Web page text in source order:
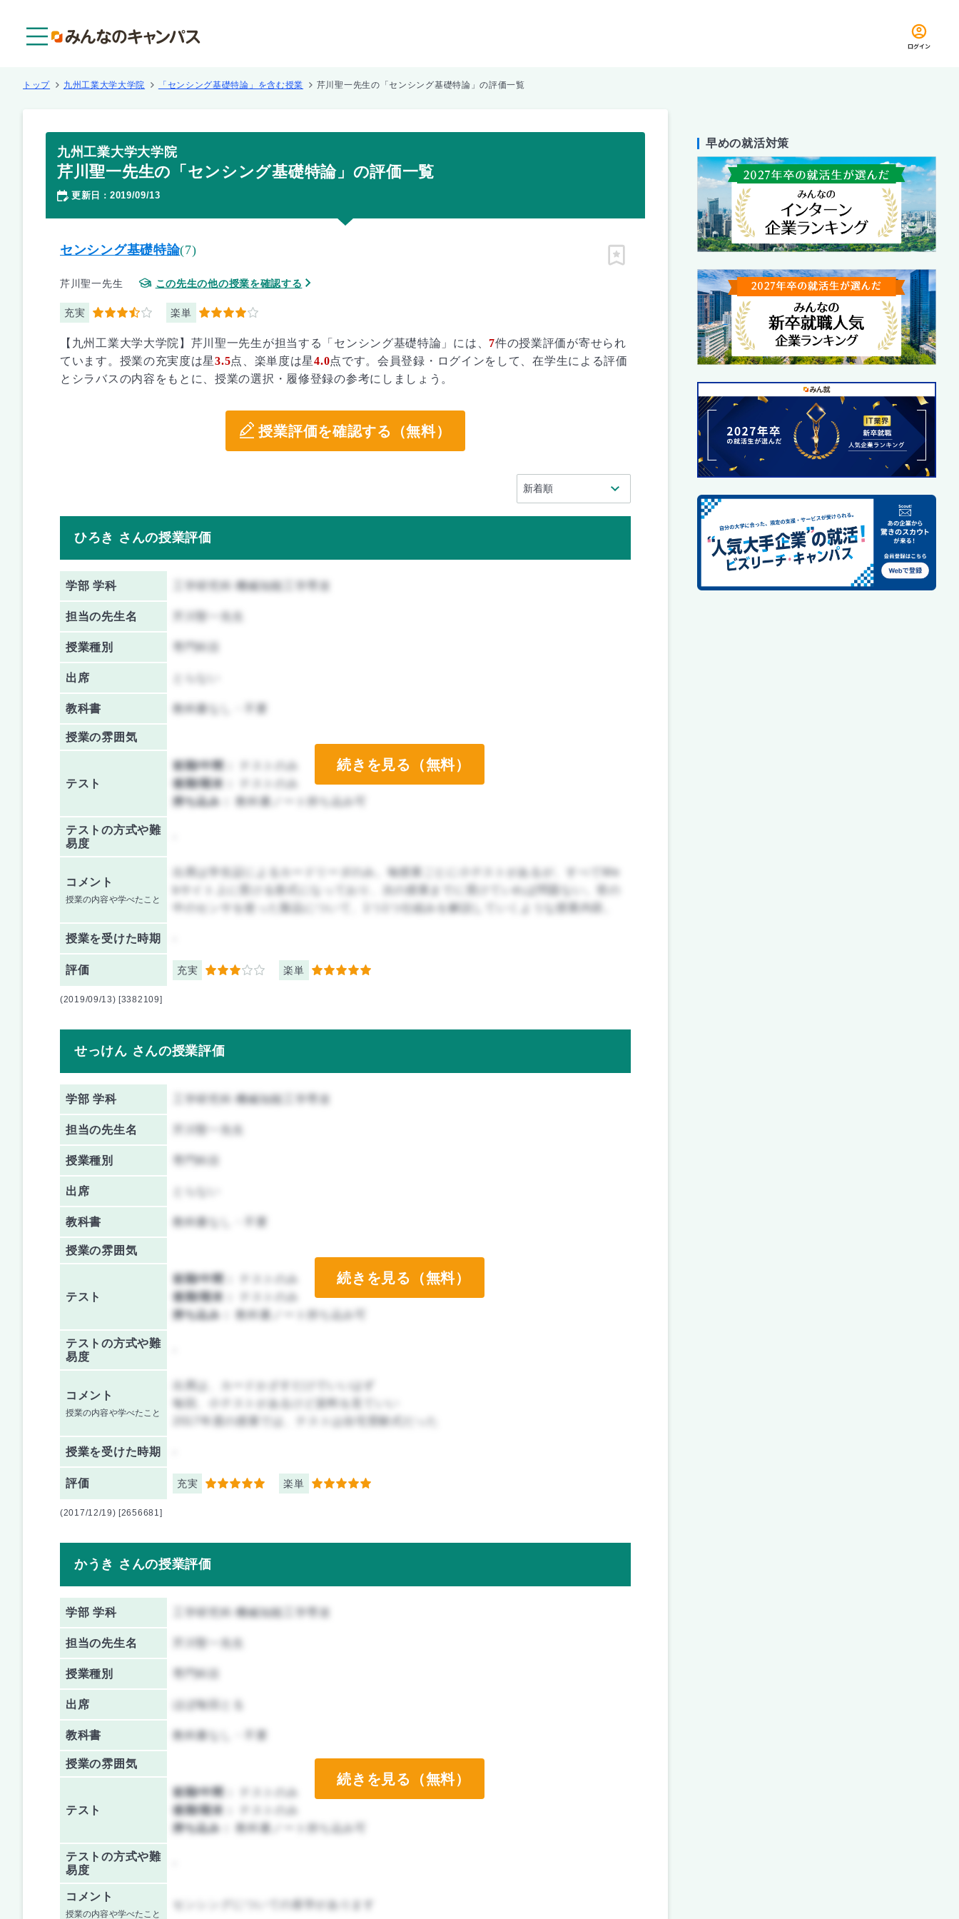
ログイン
トップ 九州工業大学大学院 「センシング基礎特論」を含む授業 芹川聖一先生の「センシング基礎特論」の評価一覧
九州工業大学大学院
芹川聖一先生の「センシング基礎特論」の評価一覧
更新日 ： 2019/09/13
センシング基礎特論(7)
芹川聖一先生 この先生の他の授業を確認する
充実 3.5 楽単 4
ピン留め
【九州工業大学大学院】芹川聖一先生が担当する「センシング基礎特論」には、 7件の授業評価が寄せられ
ています。授業の充実度は星3.5点、楽単度は星4.0点です。会員登録・ログインをして、在学生による評価
とシラバスの内容をもとに、授業の選択・履修登録の参考にしましょう。
授業評価を確認する（無料）
ひろき さんの授業評価
学部 学科 工学研究科 機械知能工学専攻
担当の先生名
授業種別 専門科目
出席
教科書 教科書なし・不要
授業の雰囲気
テスト
前期/中間：
テストのみ
後期/期末：
テストのみ
持ち込み：
教科書ノート持ち込み可
テストの方式や難
易度
コメント
授業の内容や学べたこと
出席は学生証によるカードリーダのみ。毎授業ごとに小テストがあるが、すべてWe
中のセンサを使った製品について、1つ1つ仕組みを解説していくような授業内容。
授業を受けた時期
評価 充実 3 楽単 5
続きを見る（無料）
(2019/09/13) [3382109]
せっけん さんの授業評価
学部 学科 工学研究科 機械知能工学専攻
担当の先生名
授業種別 専門科目
出席
教科書 教科書なし・不要
授業の雰囲気
テスト
前期/中間：
テストのみ
後期/期末：
テストのみ
持ち込み：
教科書ノート持ち込み可
テストの方式や難
易度
コメント
授業の内容や学べたこと
出席は、カードかざすだけでいいはず
毎回、小テストがあるけど資料を見ていい
2017年度の授業では、テストは自宅受験式だった
授業を受けた時期
評価 充実 5 楽単 5
続きを見る（無料）
(2017/12/19) [2656681]
かうき さんの授業評価
学部 学科 工学研究科 機械知能工学専攻
担当の先生名
授業種別 専門科目
出席 ほぼ毎回とる
教科書 教科書なし・不要
授業の雰囲気
テスト
前期/中間：
テストのみ
後期/期末：
テストのみ
持ち込み：
教科書ノート持ち込み可
テストの方式や難
易度
コメント
授業の内容や学べたこと
センシングについての座学があります
続きを見る（無料）
早めの就活対策